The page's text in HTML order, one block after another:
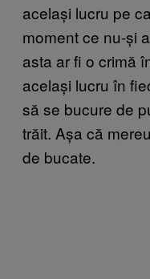
același lucru pe
moment ce nu-și
asta ar fi o crimă
același lucru în
să se bucure de
trăit. Așa că
de bucate.